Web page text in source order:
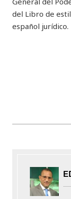
del Libro de
español jurídico.